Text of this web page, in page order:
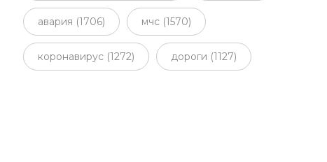
авария (1706) мчс (1570)
коронавирус (1272) дороги (1127)